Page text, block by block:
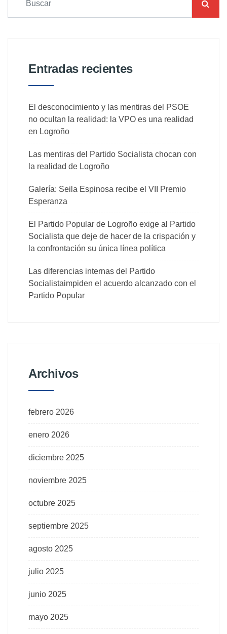
Entradas recientes
El desconocimiento y las mentiras del PSOE
no ocultan la realidad: la VPO es una realidad
en Logroño
Las mentiras del Partido Socialista chocan con
la realidad de Logroño
Galería: Seila Espinosa recibe el VII Premio
Esperanza
El Partido Popular de Logroño exige al Partido
Socialista que deje de hacer de la crispación y
la confrontación su única línea política
Las diferencias internas del Partido
Socialistaimpiden el acuerdo alcanzado con el
Partido Popular
Archivos
febrero 2026
enero 2026
diciembre 2025
noviembre 2025
octubre 2025
septiembre 2025
agosto 2025
julio 2025
junio 2025
mayo 2025